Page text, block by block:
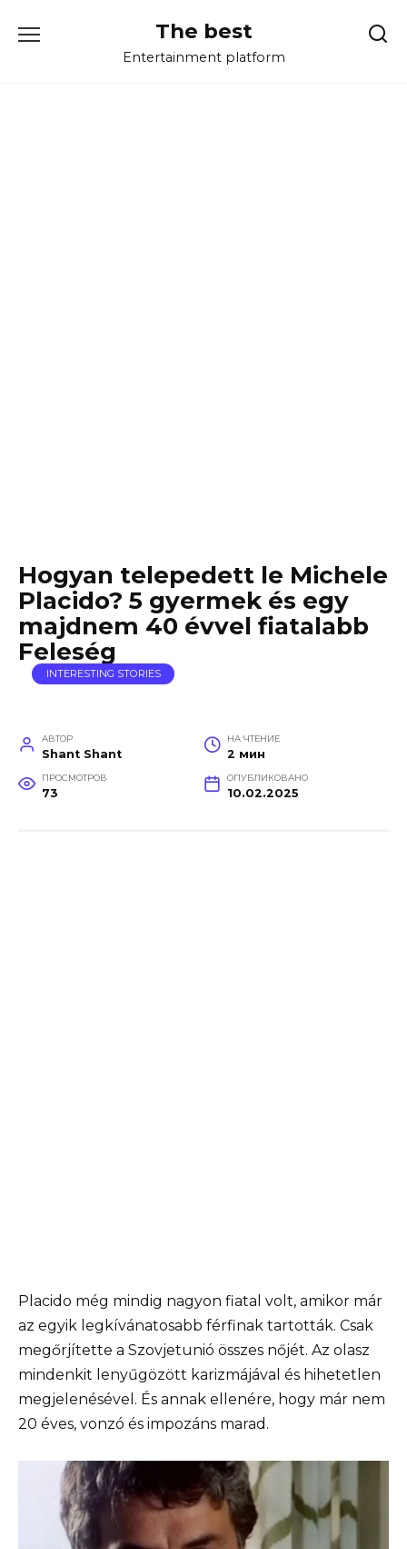
The best
Entertainment platform
Hogyan telepedett le Michele
Placido? 5 gyermek és egy
majdnem 40 évvel fiatalabb
Feleség
INTERESTING STORIES
АВТОР
Shant Shant
НА ЧТЕНИЕ
2 мин
ПРОСМОТРОВ
73
ОПУБЛИКОВАНО
10.02.2025
Placido még mindig nagyon fiatal volt, amikor már
az egyik legkívánatosabb férfinak tartották. Csak
megőrjítette a Szovjetunió összes nőjét. Az olasz
mindenkit lenyűgözött karizmájával és hihetetlen
megjelenésével. És annak ellenére, hogy már nem
20 éves, vonzó és impozáns marad.